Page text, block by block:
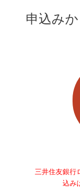
申込み
三井住友銀行
込み